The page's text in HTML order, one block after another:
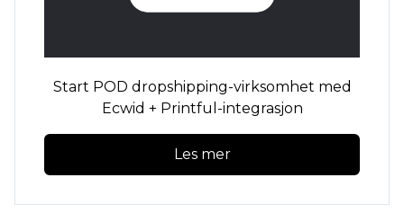
Start POD dropshipping-virksomhet med
Ecwid + Printful-integrasjon
Les mer